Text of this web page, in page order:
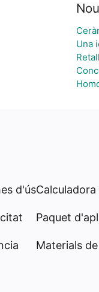
Una
d'ús
Paquet
Materials